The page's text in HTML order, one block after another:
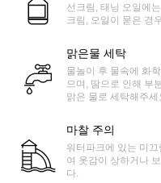
선크림, 태닝 오일에
크림, 오일이 묻은 경
맑은물 세탁
물놀이 후 물속에 화
으며, 땀으로 인해 부
맑은 물로 세탁해주세
마찰 주의
워터파크에 있는 미
여 옷감이 상하거나
다.